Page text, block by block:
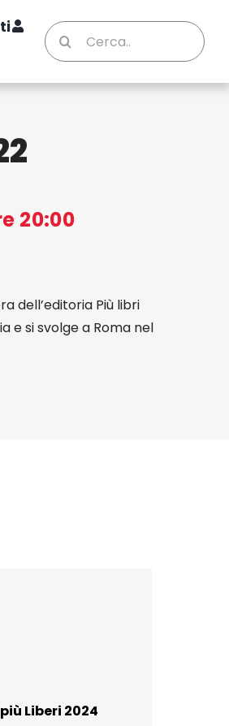
Cerca
per:
20:00
dell’editoria Più libri
e si svolge a Roma nel
Liberi 2024